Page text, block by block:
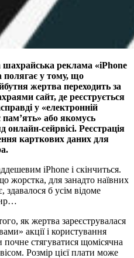
шахрайська реклама «iPhone
полягає у тому, що
жертва переходить за
сайт, де реєструється
у «електронній
пам’ять» або якомусь
сейрвісі. Реєстрація
карткових даних для
iPhone і скінчиться.
жорстка, для занадто наївних
б усім відоме
як жертва зареєструвалася
акції і користування
почне стягуватися щомісячна
Розмір цієї плати може